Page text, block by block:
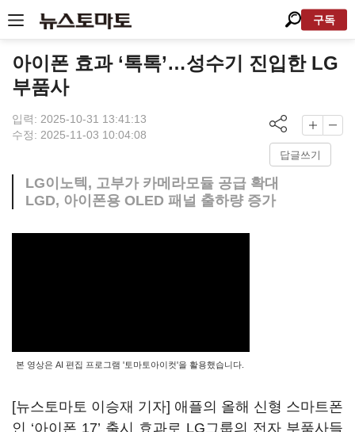
구독
아이폰 효과 ‘톡톡’…성수기 진입한 LG
부품사
입력: 2025-10-31 13:41:13
수정: 2025-11-03 10:04:08
답글쓰기
LG이노텍, 고부가 카메라모듈 공급 확대
LGD, 아이폰용 OLED 패널 출하량 증가
본 영상은 AI 편집 프로그램 '토마토아이컷'을 활용했습니다.
[뉴스토마토 이승재 기자] 애플의 올해 신형 스마트폰
인 ‘아이폰 17’ 출시 효과로 LG그룹의 전자 부품사들